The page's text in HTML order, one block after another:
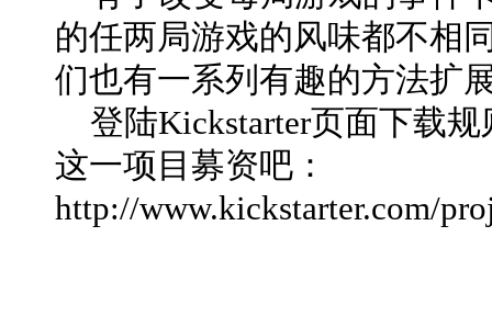
的任两局游戏的风味都不相
们也有一系列有趣的方法扩
登陆Kickstarter页面下载
这一项目募资吧：
http://www.kickstarter.com/